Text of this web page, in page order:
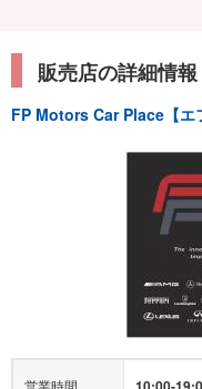
販売店の詳細情報
FP Motors Car Place【エ
営業時間